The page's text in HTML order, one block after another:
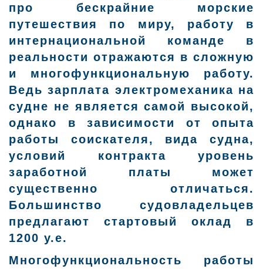
про бескрайние морские
путешествия по миру, работу в
интернациональной команде в
реальности отражаются в сложную
и многофункциональную работу.
Ведь зарплата электромеханика на
судне не является самой высокой,
однако в зависимости от опыта
работы соискателя, вида судна,
условий контракта уровень
заработной платы может
существенно отличаться.
Большинство судовладельцев
предлагают стартовый оклад в
1200 у.е.
Многофункциональность работы